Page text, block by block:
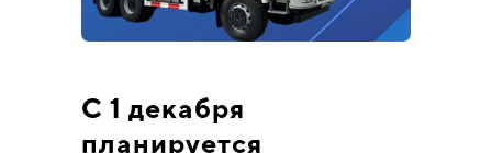
С 1 декабря
планируется